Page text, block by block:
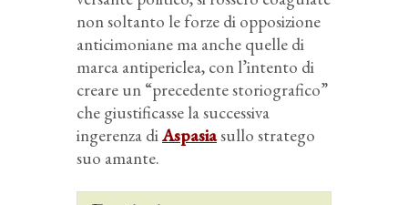
non soltanto le forze di opposizione
anticimoniane ma anche quelle di
marca antipericlea, con l’intento di
creare un “precedente storiografico”
che giustificasse la successiva
ingerenza diAspasiasullo stratego
suo amante.